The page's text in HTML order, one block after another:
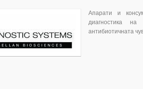
Апарати и
диагностика на
антибиотичната